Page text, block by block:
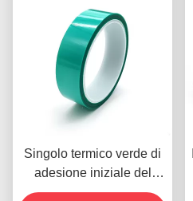
Singolo termico verde di
adesione iniziale del
nastro 5.4mil del rilascio